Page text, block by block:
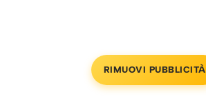
RIMUOVI PUBBLICITÀ